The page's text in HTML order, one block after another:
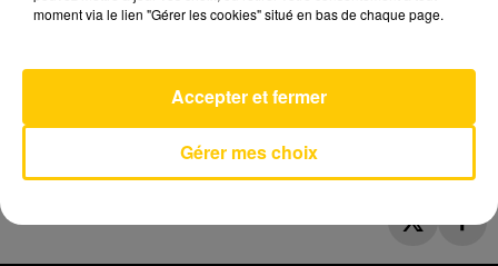
moment via le lien "Gérer les cookies" situé en bas de chaque page.
Gérer mes choix
Accepter et fermer